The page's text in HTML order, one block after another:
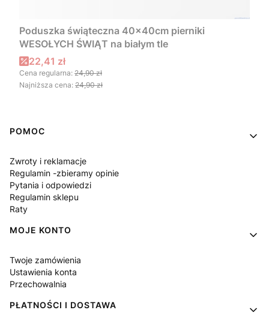
Poduszka świąteczna 40x40cm pierniki
WESOŁYCH ŚWIĄT na białym tle
Cena promocyjna
22,41 zł
Cena regularna: 24,90 zł
Najniższa cena: 24,90 zł
Linki w stopce
POMOC
Zwroty i reklamacje
Regulamin -zbieramy opinie
Pytania i odpowiedzi
Regulamin sklepu
Raty
MOJE KONTO
Twoje zamówienia
Ustawienia konta
Przechowalnia
PŁATNOŚCI I DOSTAWA